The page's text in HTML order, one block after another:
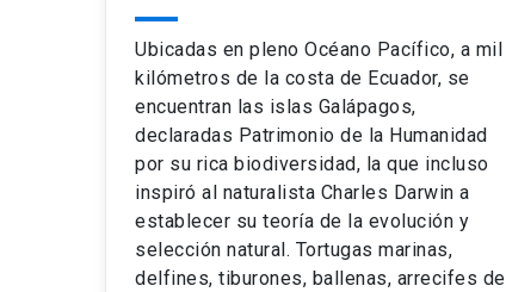
Ubicadas en pleno Océano Pacífico, a mil
kilómetros de la costa de Ecuador, se
encuentran las islas Galápagos,
declaradas Patrimonio de la Humanidad
por su rica biodiversidad, la que incluso
inspiró al naturalista Charles Darwin a
establecer su teoría de la evolución y
selección natural. Tortugas marinas,
delfines, tiburones, ballenas, arrecifes de